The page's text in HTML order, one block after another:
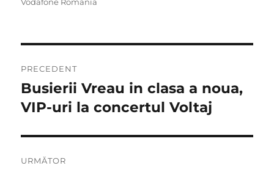
în
articole
PRECEDENT
Articolul
anterior:
Busierii Vreau in clasa a noua,
VIP-uri la concertul Voltaj
URMĂTOR